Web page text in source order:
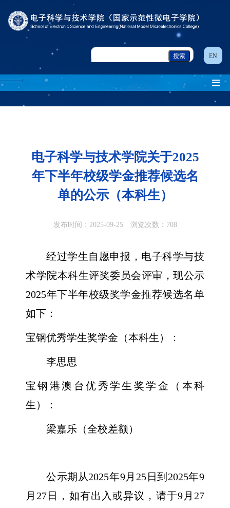
EN
电子科学与技术学院关于2025
年下半年校级学金推荐候选名
单的公示（本科生）
发布时间：2025-09-25 浏览次数： 708
经过学生自愿申报，电子科学与技
术学院本科生评奖委员会评审，现公示
2025年下半年校级奖学金推荐候选名单
如下：
宝钢优秀学生奖学金（本科生）：
李思思
宝钢港澳台优秀学生奖学金（本科
生）：
梁嘉乐（全校差额）
公示期从2025年9月 25日到 2025年9
月 27 日，如有出入或异议，请于9月 27